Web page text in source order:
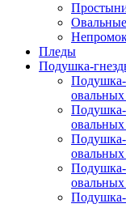
Пледы
Подушка-
Подушка-
Подушка-
Подушка-
овальных
овальных